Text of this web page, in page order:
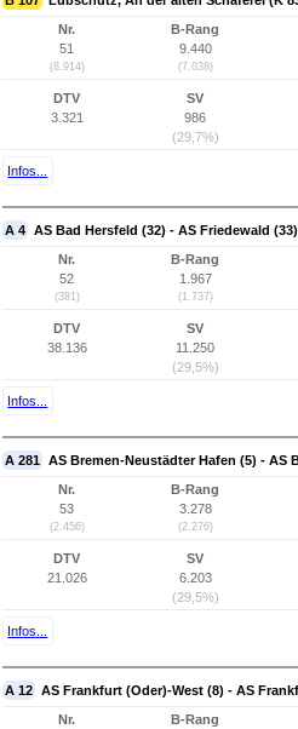
Nr.
51
(8.914)
B-Rang
9.440
(7.038)
DTV
3.321
SV
986
(29,7%)
Infos...
A 4 AS Bad Hersfeld (32) - AS Friedewald (33)
Nr.
52
(381)
B-Rang
1.967
(1.737)
DTV
38.136
SV
11.250
(29,5%)
Infos...
A 281 AS Bremen-Neustädter Hafen (5) - AS
Nr.
53
(2.456)
B-Rang
3.278
(2.276)
DTV
21.026
SV
6.203
(29,5%)
Infos...
A 12 AS Frankfurt (Oder)-West (8) - AS
Nr.
B-Rang